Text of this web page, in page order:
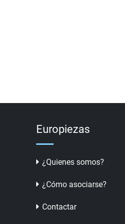
Europiezas
¿Quienes somos?
¿Cómo asociarse?
Contactar